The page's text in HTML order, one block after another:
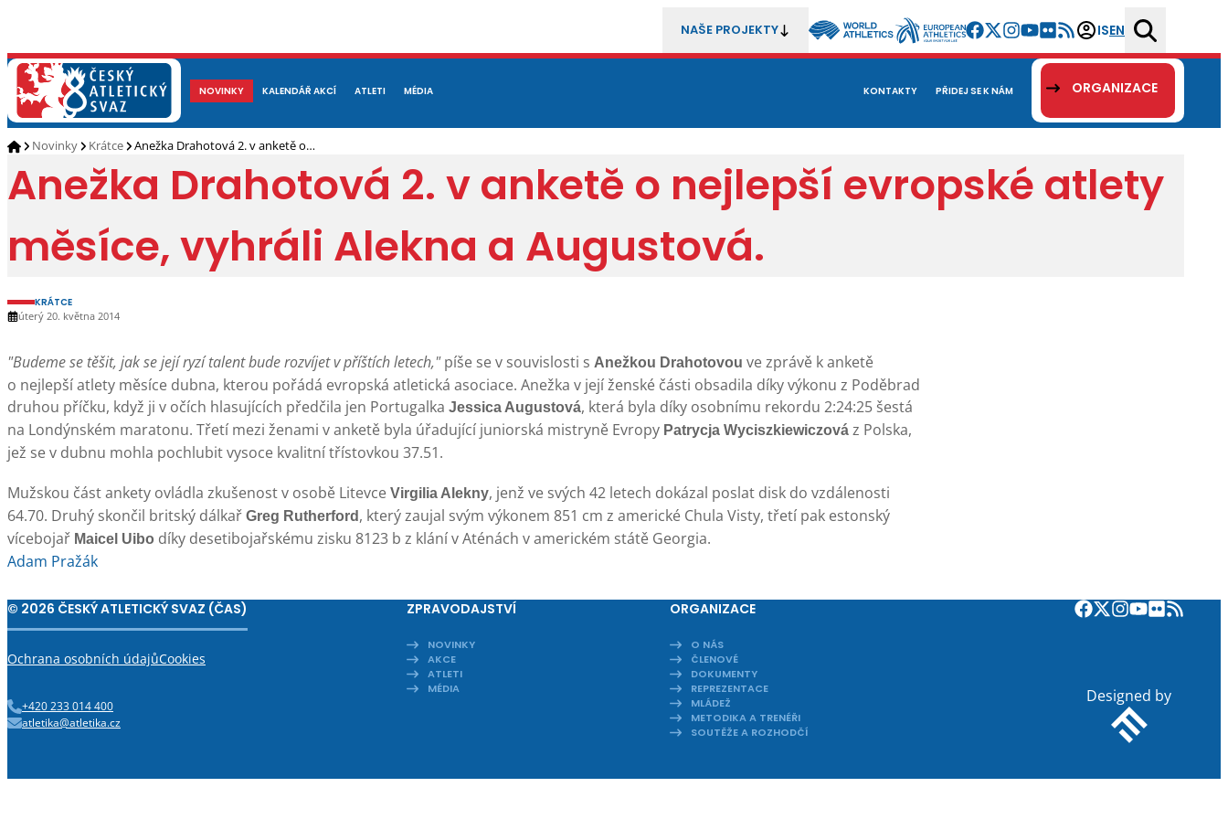
NAŠE PROJEKTY ISEN
NOVINKY KALENDÁŘ AKCÍ ATLETI MÉDIA
O NÁS ČLENOVÉ DOKUMENTY REPREZENTACE KONTAKTY PŘIDEJ SE K NÁM ORGANIZACE
Novinky Krátce Anežka Drahotová 2. v anketě o…
Anežka Drahotová 2. v anketě o nejlepší evropské atlety
měsíce, vyhráli Alekna a Augustová.
KRÁTCE
úterý 20. května 2014
"Budeme se těšit, jak se její ryzí talent bude rozvíjet v příštích letech,"píše se v souvislosti s Anežkou Drahotovou ve zprávě k anketě
o nejlepší atlety měsíce dubna, kterou pořádá evropská atletická asociace. Anežka v její ženské části obsadila díky výkonu z Poděbrad
druhou příčku, když ji v očích hlasujících předčila jen Portugalka Jessica Augustová, která byla díky osobnímu rekordu 2:24:25 šestá
na Londýnském maratonu. Třetí mezi ženami v anketě byla úřadující juniorská mistryně Evropy Patrycja Wyciszkiewiczová z Polska,
jež se v dubnu mohla pochlubit vysoce kvalitní třístovkou 37.51.
Mužskou část ankety ovládla zkušenost v osobě Litevce Virgilia Alekny, jenž ve svých 42 letech dokázal poslat disk do vzdálenosti
64.70. Druhý skončil britský dálkař Greg Rutherford , který zaujal svým výkonem 851 cm z americké Chula Visty, třetí pak estonský
vícebojař Maicel Uibo díky desetibojařskému zisku 8123 b z klání v Aténách v americkém státě Georgia.
Adam Pražák
© 2026 ČESKÝ ATLETICKÝ SVAZ (ČAS)
Ochrana osobních údajůCookies
+420 233 014 400
atletika@atletika.cz
ZPRAVODAJSTVÍ
NOVINKY
AKCE
ATLETI
MÉDIA
ORGANIZACE
O NÁS
ČLENOVÉ
DOKUMENTY
REPREZENTACE
MLÁDEŽ
METODIKA A TRENÉŘI
SOUTĚŽE A ROZHODČÍ
Designed by